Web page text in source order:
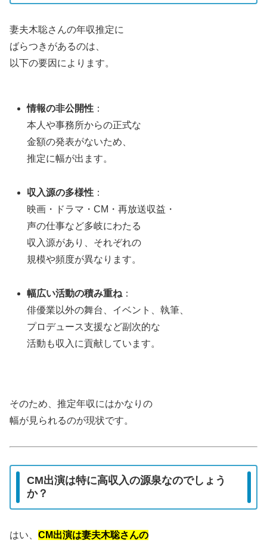
妻夫木聡さんの年収推定に
ばらつきがあるのは、
以下の要因によります。
情報の非公開性 ：
本人や事務所からの正式な
金額の発表がないため、
推定に幅が出ます。
収入源の多様性 ：
映画・ドラマ・CM・再放送収益・
声の仕事など多岐にわたる
収入源があり、それぞれの
規模や頻度が異なります。
幅広い活動の積み重ね ：
俳優業以外の舞台、イベント、執筆、
プロデュース支援など副次的な
活動も収入に貢献しています。
そのため、推定年収にはかなりの
幅が見られるのが現状です。
CM出演は特に高収入の源泉なのでしょう
か？
はい、 CM出演は妻夫木聡さんの